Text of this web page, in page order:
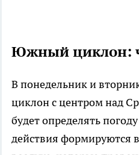
Южный циклон:
В понедельник и
циклон с центром над
будет определять
действия формируются